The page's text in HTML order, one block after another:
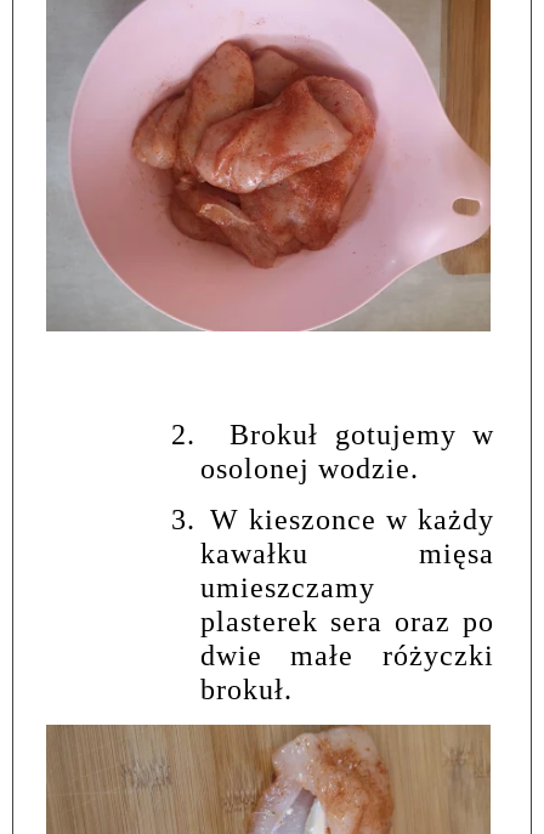
2.
Brokuł gotujemy w
osolonej wodzie.
3. W kieszonce w każdy
kawałku mięsa
umieszczamy
plasterek sera oraz po
dwie małe różyczki
brokuł.